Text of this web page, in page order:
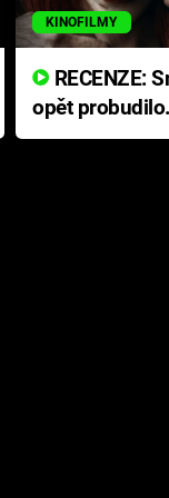
KINOFILMY
opět
přichází s